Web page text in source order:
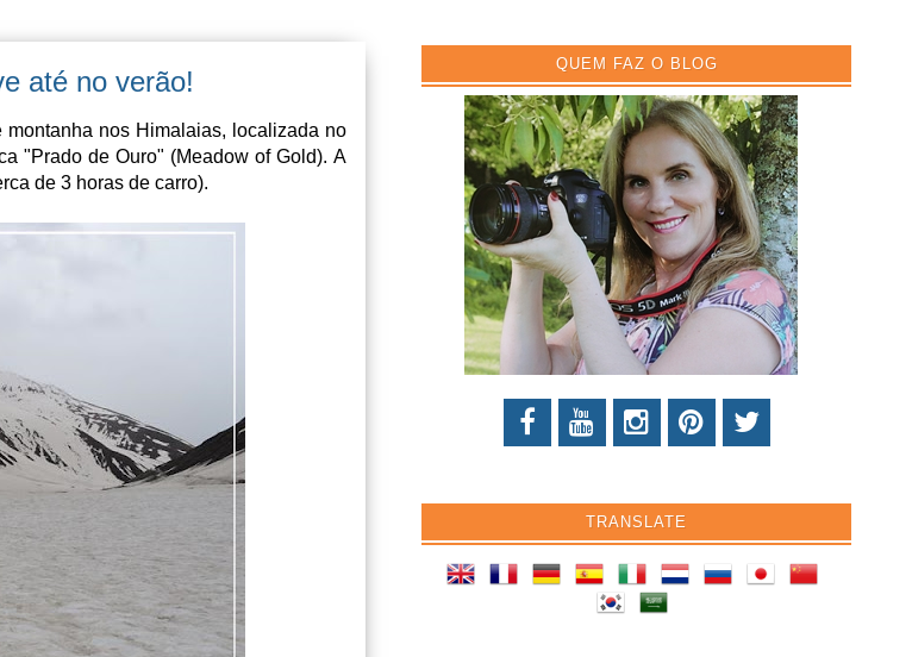
até no verão!
nos Himalaias, localizada no
"Prado de Ouro" (Meadow of Gold). A
de 3 horas de carro).
QUEM FAZ O BLOG
TRANSLATE